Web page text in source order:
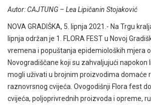
Autor: CAJTUNG – Lea Lipičanin Stojaković
NOVA GRADIŠKA, 5. lipnja 2021.- Na Trgu
lipnja održan je 1. FLORA FEST u Novoj
vremena i popuštanja epidemioloških mjera
Novogradiščane koji su zahvaljujući napokon
mogli uživati u brojnim proizvodima domaće
raznovrsnog cvijeća. Ovogodišnji Flora fest
cvijeća, poljoprivrednih proizvoda i opreme,